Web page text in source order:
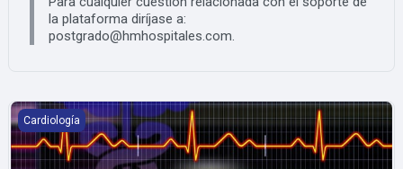
la plataforma diríjase a:
postgrado@hmhospitales.com.
Arritmología para urgenciólogos
Cardiología